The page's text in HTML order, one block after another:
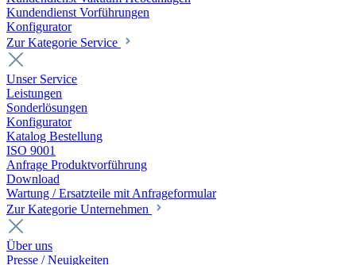
Kundendienst Vorführungen
Konfigurator
Zur Kategorie Service
Unser Service
Leistungen
Sonderlösungen
Konfigurator
Katalog Bestellung
ISO 9001
Anfrage Produktvorführung
Download
Wartung / Ersatzteile mit Anfrageformular
Zur Kategorie Unternehmen
Über uns
Presse / Neuigkeiten